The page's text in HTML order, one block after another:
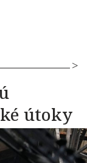
útoky